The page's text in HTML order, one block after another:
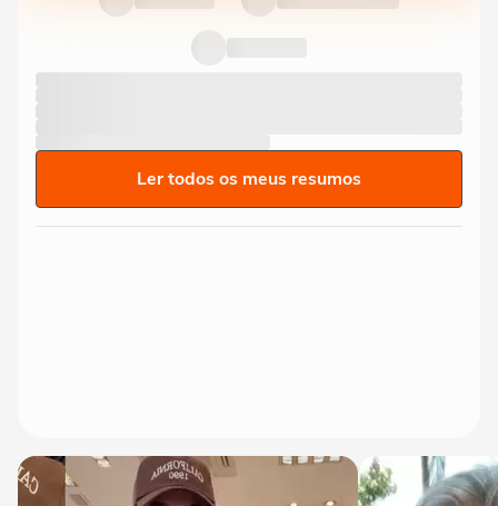
Ler todos os meus resumos